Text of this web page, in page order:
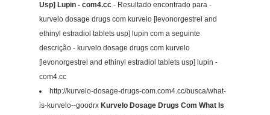
Usp] Lupin - com4.cc - Resultado encontrado para -
kurvelo dosage drugs com kurvelo [levonorgestrel and
ethinyl estradiol tablets usp] lupin com a seguinte
descrição - kurvelo dosage drugs com kurvelo
[levonorgestrel and ethinyl estradiol tablets usp] lupin -
com4.cc
http://kurvelo-dosage-drugs-com.com4.cc/busca/what-
is-kurvelo--goodrx Kurvelo Dosage Drugs Com What Is